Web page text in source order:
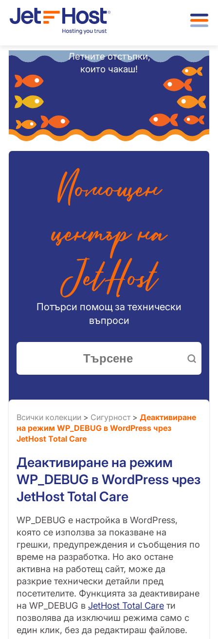
Летните отстъпки,
които чакаш!
Помощен
център на
JetHost
Потърси помощ за технически
въпроси
Всички колекции > Сигурност > Деактивиране
на режим WP_DEBUG в WordPress чрез
JetHost Total Care
Деактивиране на режим
WP_DEBUG в WordPress чрез
JetHost Total Care
WP_DEBUG е настройка в WordPress,
която се използва за показване на
грешки, предупреждения и съобщения по
време на разработка. Но ако остане
активна на работещ сайт, може да
разкрие технически детайли пред
посетителите. Функцията за деактивиране
на WP_DEBUG в JetHost Total Care ти
позволява да изключиш режима само с
един клик, без да редактираш файлове.